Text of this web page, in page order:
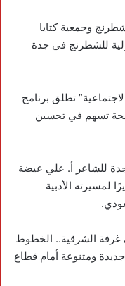
وجمعية كتايا
للشطرنج في جدة
تطلق برنامج
تسهم في تحسين
للشاعر أ. علي عيضة
لمسيرته الأدبية
في غرفة الشرقية.. الخطوط
ومتنوعة أمام قطاع